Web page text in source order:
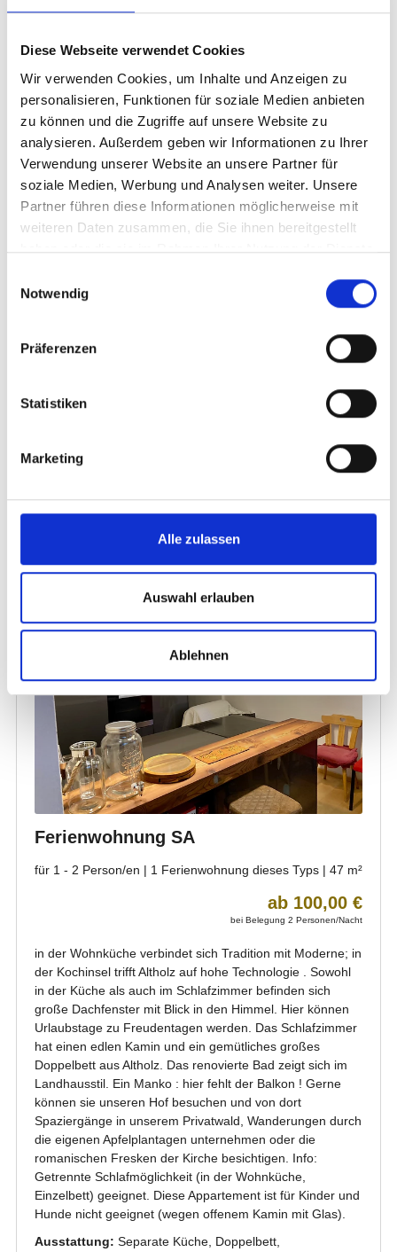
Diese Webseite verwendet Cookies
Wir verwenden Cookies, um Inhalte und Anzeigen zu
personalisieren, Funktionen für soziale Medien anbieten
zu können und die Zugriffe auf unsere Website zu
analysieren. Außerdem geben wir Informationen zu Ihrer
Verwendung unserer Website an unsere Partner für
soziale Medien, Werbung und Analysen weiter. Unsere
Partner führen diese Informationen möglicherweise mit
weiteren Daten zusammen, die Sie ihnen bereitgestellt
haben oder die sie im Rahmen Ihrer Nutzung der Dienste
Notwendig
Präferenzen
Statistiken
Marketing
Alle zulassen
Auswahl erlauben
Ablehnen